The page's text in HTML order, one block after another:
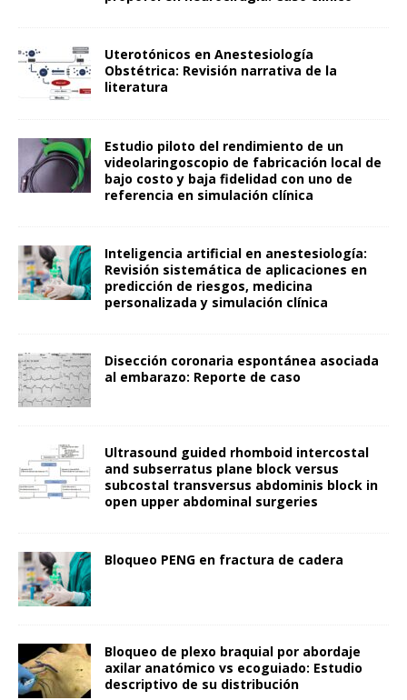
Uterotónicos en Anestesiología
Obstétrica: Revisión narrativa de la
literatura
Estudio piloto del rendimiento de un
videolaringoscopio de fabricación local de
bajo costo y baja fidelidad con uno de
referencia en simulación clínica
Inteligencia artificial en anestesiología:
Revisión sistemática de aplicaciones en
predicción de riesgos, medicina
personalizada y simulación clínica
Disección coronaria espontánea asociada
al embarazo: Reporte de caso
Ultrasound guided rhomboid intercostal
and subserratus plane block versus
subcostal transversus abdominis block in
open upper abdominal surgeries
Bloqueo PENG en fractura de cadera
Bloqueo de plexo braquial por abordaje
axilar anatómico vs ecoguiado: Estudio
descriptivo de su distribución